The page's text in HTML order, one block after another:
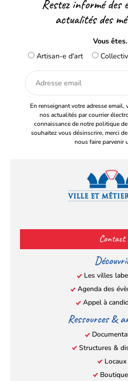
Restez informé des
actualités des
Vous
Artisan-e d'art
Adresse
email
En renseignant votre adresse email,
nos actualités par courrier
connaissance de notre politique
souhaitez vous désinscrire, merci
nous faire parvenir
(s’ouvre
dans
un
nouvel
onglet)
dans
un
dans
un
Contact
Les villes
Agenda des
Appel à
Ressources &
Structures &
Locaux